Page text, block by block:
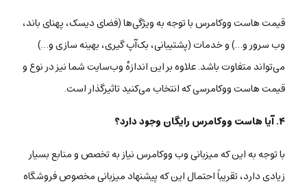
قیمت هاست ووکامرس با توجه به ویژگی‌ها (فضای دیسک، پهنای باند،
وب سرور و…) و خدمات (پشتیبانی، بک‌آپ‌ گیری، بهینه سازی و…)
می‌تواند متفاوت باشد. علاوه بر این اندازه‌ٔ وب‌سایت شما نیز در نوع و
قیمت هاست ووکامرسی که انتخاب می‌کنید تاثیرگذار است.
۴. آیا هاست ووکامرس رایگان وجود دارد؟
با توجه به این که میزبانی وب ووکامرس نیاز به تخصص و منابع بسیار
زیادی دارد، تقریباً احتمال این که پیشنهاد میزبانی مخصوص فروشگاه